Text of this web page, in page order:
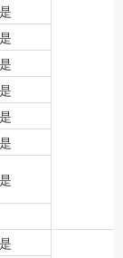
是
是
是
是
是
是
是
是